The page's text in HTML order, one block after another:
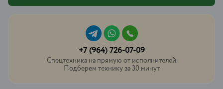
+7 (964) 726-07-09
Спецтехника на прямую от исполнителей
Подберем технику за 30 минут